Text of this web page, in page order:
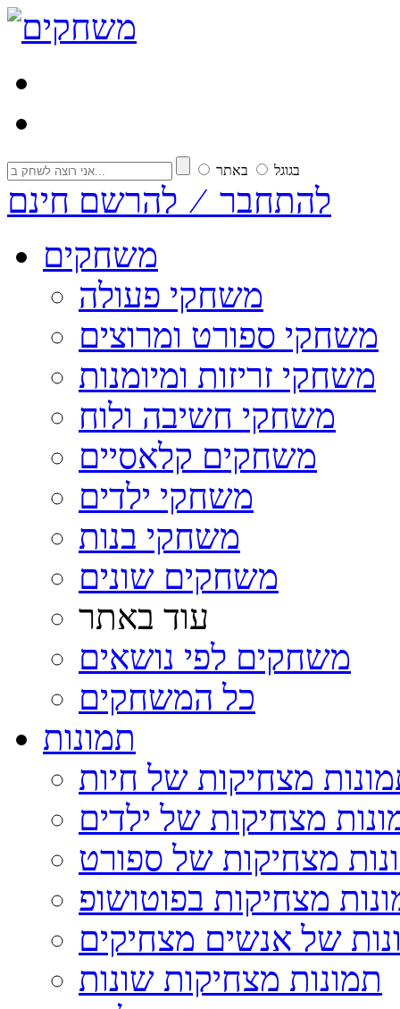
בגוגל באתר
להתחבר ⁄ להרשם חינם
משחקים
משחקי פעולה
משחקי ספורט ומרוצים
משחקי זריזות ומיומנות
משחקי חשיבה ולוח
משחקים קלאסיים
משחקי ילדים
משחקי בנות
משחקים שונים
עוד באתר
משחקים לפי נושאים
כל המשחקים
תמונות
מצחיקות של חיות
מצחיקות של ילדים
מצחיקות של ספורט
מצחיקות בפוטושופ
של אנשים מצחיקים
תמונות מצחיקות שונות